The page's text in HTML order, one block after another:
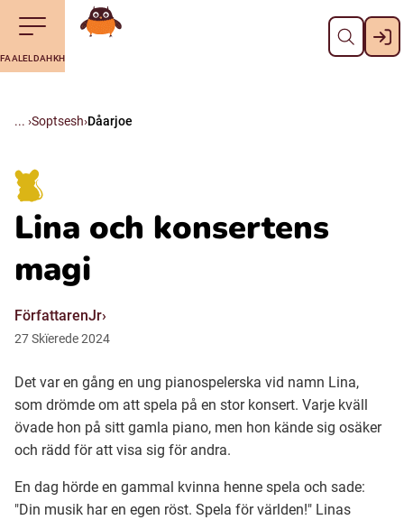
Till navigering av sidans innehåll
Till övergripande innehåll för webbplatsen Dahph
Svenska
Suomi (Finska)
Julevsámegiella (Lulesamiska)
Åarjelsaemiengïele (Sydsamiska)
Davvisámegiella (Nordsamiska)
Bidumsámegiella (Pitesamiska)
Ubmejesámiengiälla (Umesamiska)
Kaale (Romska)
FAALELDAHKH
Aalkoebealan
Soptsesh Dåarjoe
Lina och konsertens
magi
FörfattarenJr
27Skïerede2024
Det var en gång en ung pianospelerska vid namn Lina,
som drömde om att spela på en stor konsert. Varje kväll
övade hon på sitt gamla piano, men hon kände sig osäker
och rädd för att visa sig för andra.
En dag hörde en gammal kvinna henne spela och sade:
"Din musik har en egen röst. Spela för världen!" Linas